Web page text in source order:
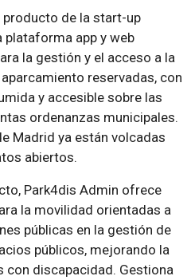
producto de la start-up
plataforma app y web
la gestión y el acceso a la
reservadas, con
y accesible sobre las
ordenanzas municipales.
Madrid ya están volcadas
abiertos.
Park4dis Admin ofrece
la movilidad orientadas a
públicas en la gestión de
públicos, mejorando la
con discapacidad. Gestiona